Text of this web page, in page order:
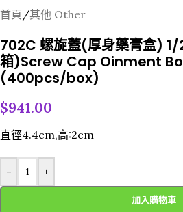
首頁/其他 Other
702C 螺旋蓋(厚身藥膏盒)
箱)Screw Cap Oinment
(400pcs/box)
$941.00
直徑4.4cm,高:2cm
- +
加入購物車